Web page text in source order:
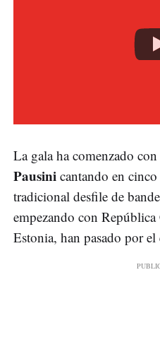
La gala ha comenzado
Pausini cantando en
tradicional desfile de
empezando con
Estonia, han pasado por el